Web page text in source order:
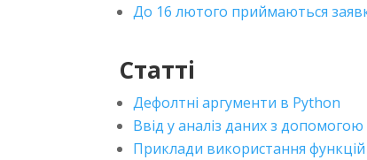
До 16 лютого приймаються
Статті
Дефолтні аргументи в Python
Ввід у аналіз даних з
Приклади використання функцій